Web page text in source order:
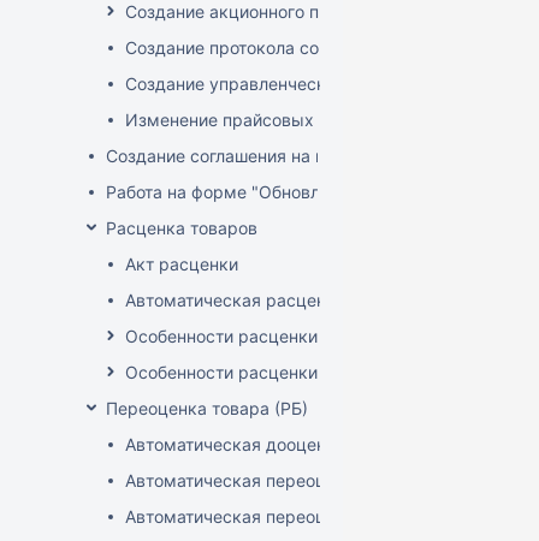
Создание акционного прайса
Создание протокола согласования цен
Создание управленческого прайса
Изменение прайсовых цен
Создание соглашения на поставку
Работа на форме "Обновление розничных цен"
Расценка товаров
Акт расценки
Автоматическая расценка при проведении
Особенности расценки в РБ
Особенности расценки РФ
Переоценка товара (РБ)
Автоматическая дооценка товаров
Автоматическая переоценка акционного товара
Автоматическая переоценка по прайсам и